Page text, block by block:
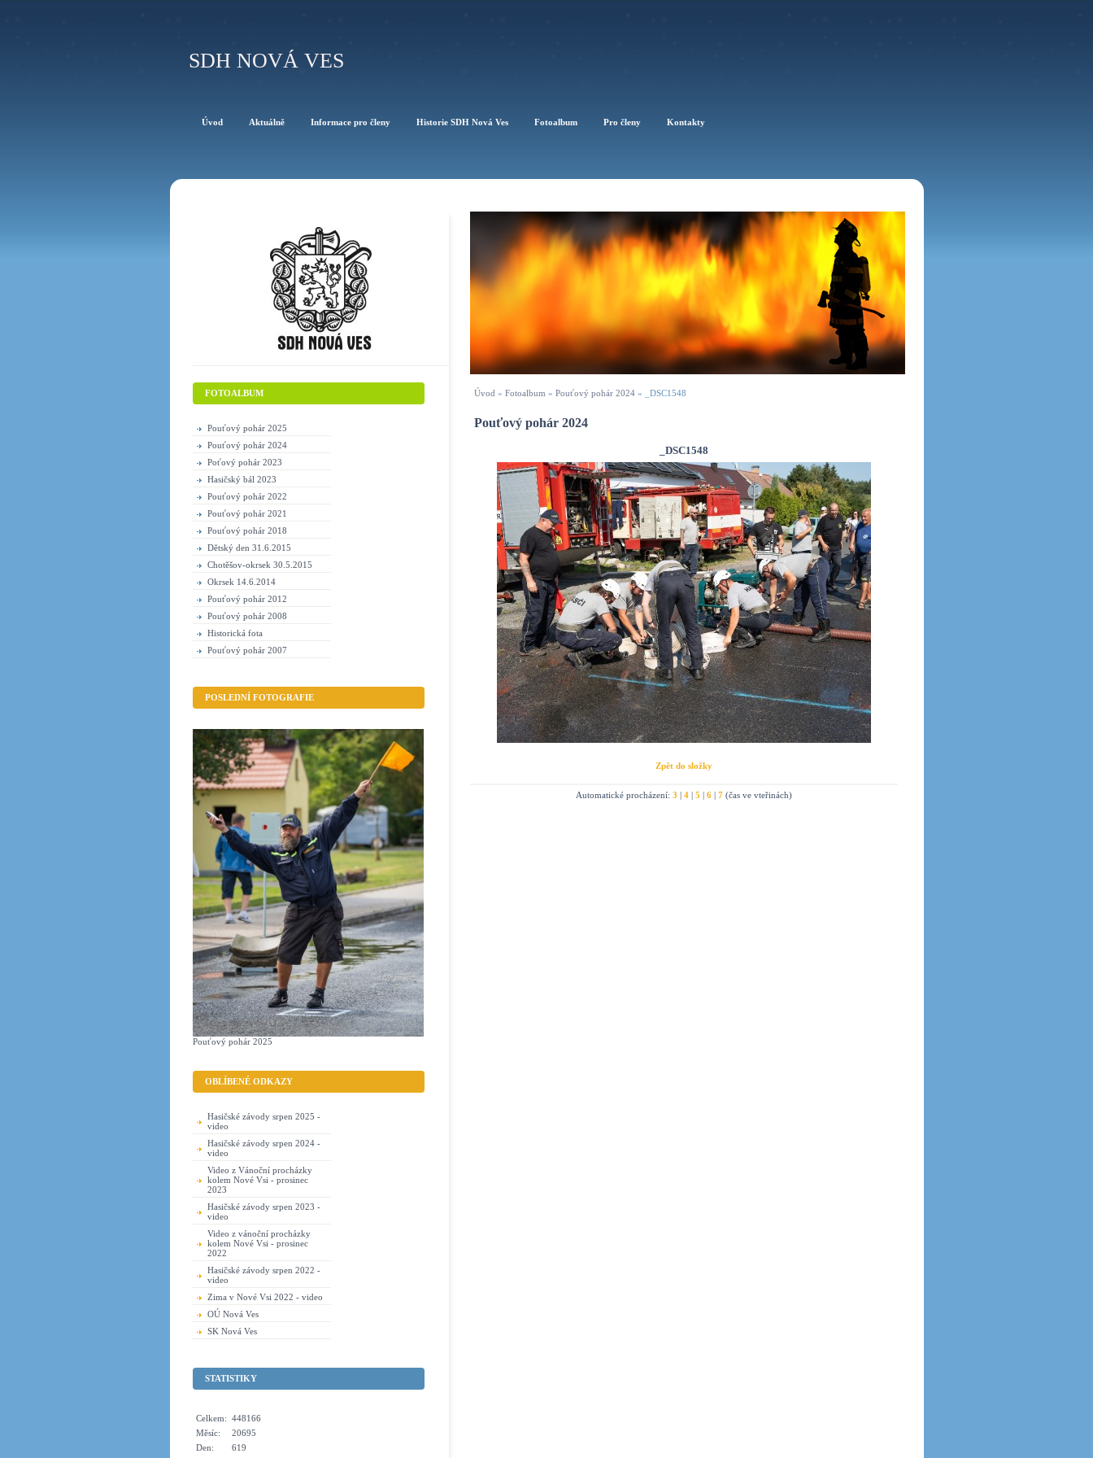
SDH NOVÁ VES
Úvod » Fotoalbum » Pouťový pohár 2024 » _DSC1548
Pouťový pohár 2024
_DSC1548
Zpět do složky
Automatické procházení: 3 | 4 | 5 | 6 | 7 (čas ve vteřinách)
Úvod Aktuálně Informace pro členy Historie SDH Nová Ves Fotoalbum Pro členy Kontakty
FOTOALBUM
Pouťový pohár 2025
Pouťový pohár 2024
Poťový pohár 2023
Hasičský bál 2023
Pouťový pohár 2022
Pouťový pohár 2021
Pouťový pohár 2018
Dětský den 31.6.2015
Chotěšov-okrsek 30.5.2015
Okrsek 14.6.2014
Pouťový pohár 2012
Pouťový pohár 2008
Historická fota
Pouťový pohár 2007
POSLEDNÍ FOTOGRAFIE
Pouťový pohár 2025
OBLÍBENÉ ODKAZY
Hasičské závody srpen 2025 -
video
Hasičské závody srpen 2024 -
video
Video z Vánoční procházky
kolem Nové Vsi - prosinec
2023
Hasičské závody srpen 2023 -
video
Video z vánoční procházky
kolem Nové Vsi - prosinec
2022
Hasičské závody srpen 2022 -
video
Zima v Nové Vsi 2022 - video
OÚ Nová Ves
SK Nová Ves
STATISTIKY
Celkem: 448166
Měsíc:
20695
Den:
619